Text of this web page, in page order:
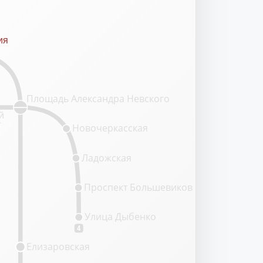
4
Площадь Александра Невского
Новочеркасская
Ладожская
Проспект Большевиков
Улица Дыбенко
Елизаровская